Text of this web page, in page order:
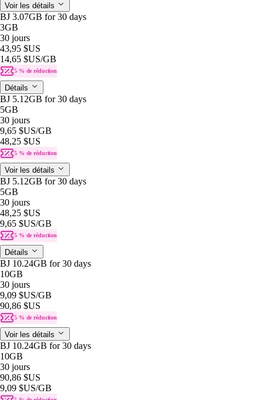
Voir les détails
BJ 3.07GB for 30 days
3GB
30 jours
43,95 $US
14,65 $US/GB
5 % de réduction
Détails
BJ 5.12GB for 30 days
5GB
30 jours
9,65 $US/GB
48,25 $US
5 % de réduction
Voir les détails
BJ 5.12GB for 30 days
5GB
30 jours
48,25 $US
9,65 $US/GB
5 % de réduction
Détails
BJ 10.24GB for 30 days
10GB
30 jours
9,09 $US/GB
90,86 $US
5 % de réduction
Voir les détails
BJ 10.24GB for 30 days
10GB
30 jours
90,86 $US
9,09 $US/GB